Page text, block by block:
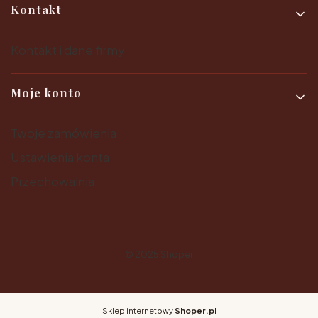
Kontakt
Moje konto
Sklep internetowy Shoper.pl